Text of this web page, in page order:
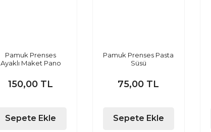
Pamuk Prenses
Ayaklı Maket Pano
150,00 TL
Sepete Ekle
Pamuk Prenses Pasta
Süsü
75,00 TL
Sepete Ekle